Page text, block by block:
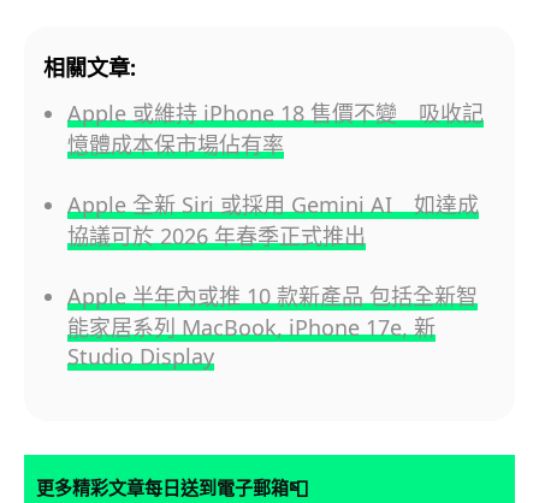
相關文章:
Apple 或維持 iPhone 18 售價不變 吸收記
憶體成本保市場佔有率
Apple 全新 Siri 或採用 Gemini AI 如達成
協議可於 2026 年春季正式推出
Apple 半年內或推 10 款新產品 包括全新智
能家居系列 MacBook, iPhone 17e, 新
Studio Display
更多精彩文章每日送到電子郵箱📮